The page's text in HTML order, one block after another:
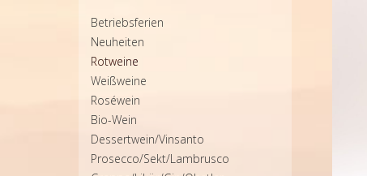
Betriebsferien
Neuheiten
Rotweine
Weißweine
Roséwein
Bio-Wein
Dessertwein/Vinsanto
Prosecco/Sekt/Lambrusco